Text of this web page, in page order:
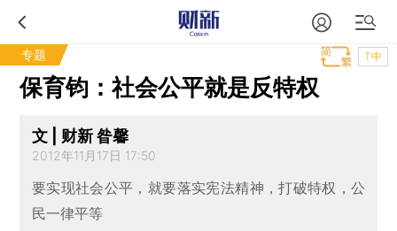
专题 T中
保育钧：社会公平就是反特权
文 | 财新 昝馨
2012年11月17日 17:50
要实现社会公平，就要落实宪法精神，打破特权，公
民一律平等